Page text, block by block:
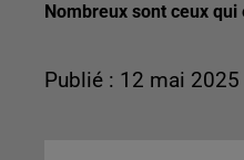
Nombreux sont ceux
Publié : 12 mai